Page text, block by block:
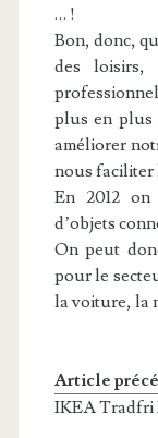
… !
Bon, donc,
des loisirs,
plus en plus
améliorer
nous faciliter
En 2012
d’objets
On peut
pour le
la voiture, la
Article
IKEA Tradfri